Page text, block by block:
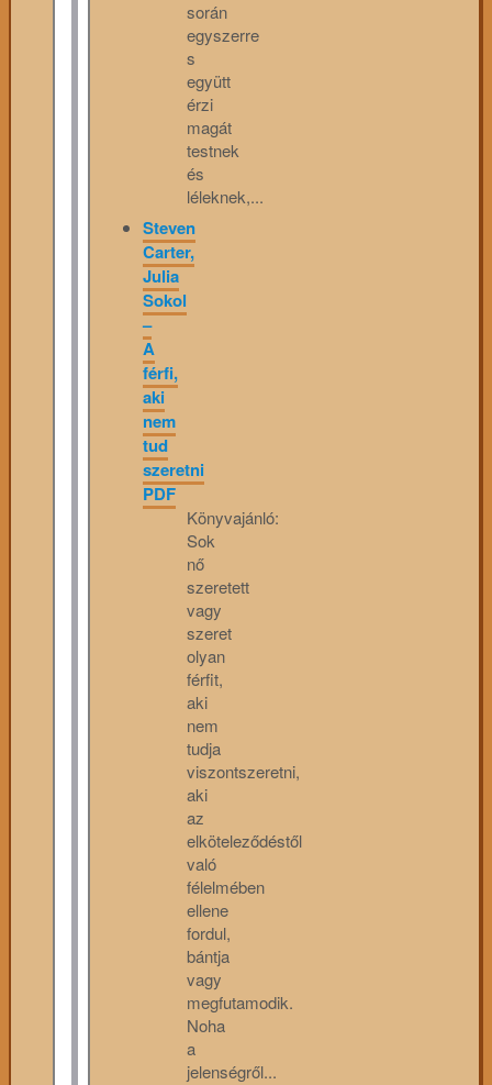
során
egyszerre
s
együtt
érzi
magát
testnek
és
léleknek,...
Steven
Carter,
Julia
Sokol
–
A
férfi,
aki
nem
tud
szeretni
PDF
Könyvajánló:
Sok
nő
szeretett
vagy
szeret
olyan
férfit,
aki
nem
tudja
viszontszeretni,
aki
az
elköteleződéstől
való
félelmében
ellene
fordul,
bántja
vagy
megfutamodik.
Noha
a
jelenségről...